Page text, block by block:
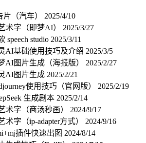
片（汽车） 2025/4/10
术字（即梦AI） 2025/3/27
speech studio 2025/3/11
AI基础使用技巧及介绍 2025/3/5
AI图片生成（海报版） 2025/2/27
AI图片生成 2025/2/21
使用技巧（官网版） 2025/2/19
生成剧本 2025/2/14
术字（商汤秒画） 2024/9/17
术字（ip-adapter方式） 2024/9/16
插件快速出图 2024/8/14